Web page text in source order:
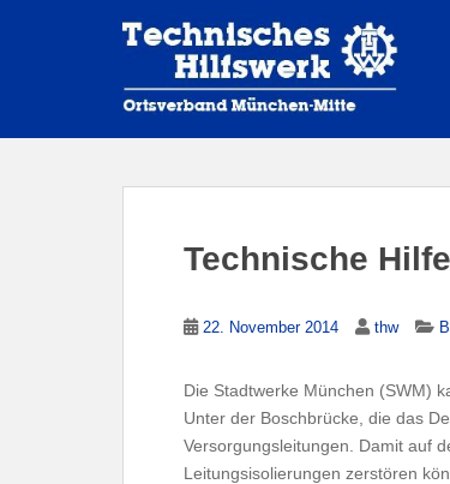
Technische
22. November 2014 thw
Die Stadtwerke München (SWM)
Unter der Boschbrücke, die das
Versorgungsleitungen. Damit auf
Leitungsisolierungen zerstören